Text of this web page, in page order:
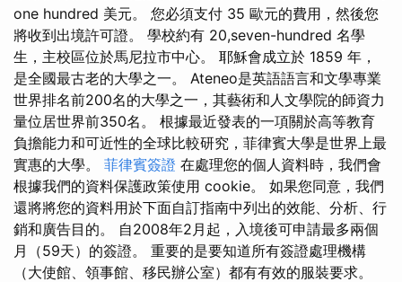
one hundred 美元。 您必須支付 35 歐元的費用，然後您
將收到出境許可證。 學校約有 20,seven-hundred 名學
生，主校區位於馬尼拉市中心。 耶穌會成立於 1859 年，
是全國最古老的大學之一。 Ateneo是英語語言和文學專業
世界排名前200名的大學之一，其藝術和人文學院的師資力
量位居世界前350名。 根據最近發表的一項關於高等教育
負擔能力和可近性的全球比較研究，菲律賓大學是世界上最
實惠的大學。 菲律賓簽證 在處理您的個人資料時，我們會
根據我們的資料保護政策使用 cookie。 如果您同意，我們
還將將您的資料用於下面自訂指南中列出的效能、分析、行
銷和廣告目的。 自2008年2月起，入境後可申請最多兩個
月（59天）的簽證。 重要的是要知道所有簽證處理機構
（大使館、領事館、移民辦公室）都有有效的服裝要求。